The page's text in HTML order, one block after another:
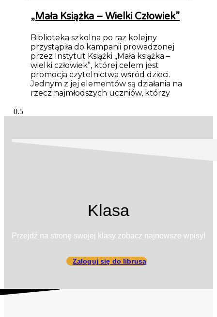
„Mała Książka – Wielki Człowiek”
Biblioteka szkolna po raz kolejny
przystąpiła do kampanii prowadzonej
przez Instytut Książki „Mała książka –
wielki człowiek”, której celem jest
promocja czytelnictwa wśród dzieci.
Jednym z jej elementów są działania na
rzecz najmłodszych uczniów, którzy
Klasa
Przejdź na stronę swojej klasy zobacz najnowsze wpisy!
Zaloguj się do librusa